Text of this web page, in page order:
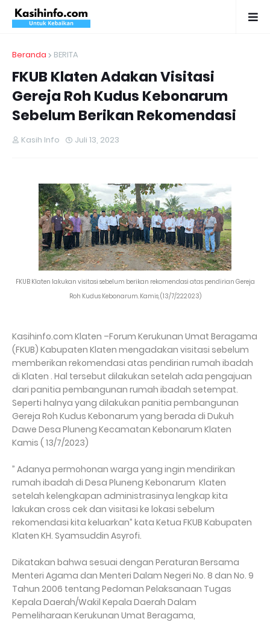
Beranda BERITA
FKUB Klaten Adakan Visitasi
Gereja Roh Kudus Kebonarum
Sebelum Berikan Rekomendasi
Kasih Info Juli 13, 2023
FKUB Klaten lakukan visitasi sebelum berikan rekomendasi atas pendirian Gereja
Roh Kudus Kebonarum. Kamis, (13/7/222023)
Kasihinfo.com Klaten –Forum Kerukunan Umat Beragama
(FKUB) Kabupaten Klaten mengadakan visitasi sebelum
memberikan rekomendasi atas pendirian rumah ibadah
di Klaten . Hal tersebut dilakukan setelah ada pengajuan
dari panitia pembangunan rumah ibadah setempat.
Seperti halnya yang dilakukan panitia pembangunan
Gereja Roh Kudus Kebonarum yang berada di Dukuh
Dawe Desa Pluneng Kecamatan Kebonarum Klaten
Kamis ( 13/7/2023)
” Adanya permohonan warga yang ingin mendirikan
rumah ibadah di Desa Pluneng Kebonarum Klaten
setelah kelengkapan administrasinya lengkap kita
lakukan cross cek dan visitasi ke lokasi sebelum
rekomendasi kita keluarkan” kata Ketua FKUB Kabupaten
Klaten KH. Syamsuddin Asyrofi.
Dikatakan bahwa sesuai dengan Peraturan Bersama
Menteri Agama dan Menteri Dalam Negeri No. 8 dan No. 9
Tahun 2006 tentang Pedoman Pelaksanaan Tugas
Kepala Daerah/Wakil Kepala Daerah Dalam
Pemeliharaan Kerukunan Umat Beragama,